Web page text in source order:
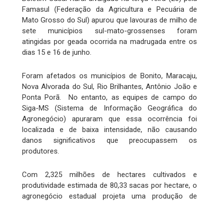
Famasul (Federação da Agricultura e Pecuária de
Mato Grosso do Sul) apurou que lavouras de milho de
sete municípios sul-mato-grossenses foram
atingidas por geada ocorrida na madrugada entre os
dias 15 e 16 de junho.
Foram afetados os municípios de Bonito, Maracaju,
Nova Alvorada do Sul, Rio Brilhantes, Antônio João e
Ponta Porã. No entanto, as equipes de campo do
Siga-MS (Sistema de Informação Geográfica do
Agronegócio) apuraram que essa ocorrência foi
localizada e de baixa intensidade, não causando
danos significativos que preocupassem os
produtores.
Com 2,325 milhões de hectares cultivados e
produtividade estimada de 80,33 sacas por hectare, o
agronegócio estadual projeta uma produção de